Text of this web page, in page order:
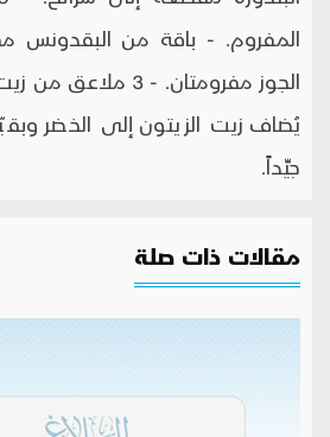
المفروم. - باقة من البقدونس
الجوز مفرومتان. - 3
يُضاف زيت الزيتون إلى الخضر
جيِّداً.
مقالات ذات صلة